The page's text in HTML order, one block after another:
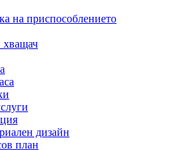
на приспособлението
хващач
дизайн
план